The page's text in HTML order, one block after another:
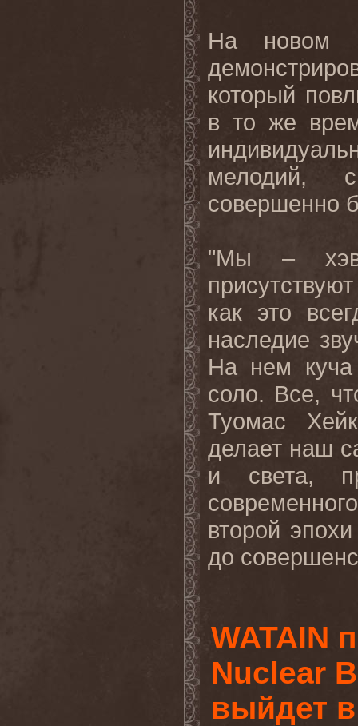
На новом
который
в то же
мелодий,
совершенно
"Мы –
как это
наследие
На нем
соло. Все,
Туомас
делает наш
и света,
второй
до
WATAIN
Nuclear
выйдет в